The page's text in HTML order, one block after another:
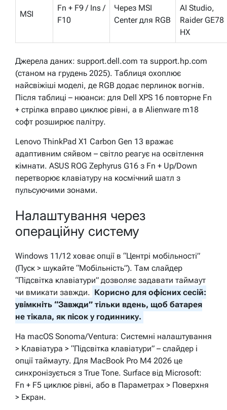
MSI
Fn + F9 / Ins /
F10
Через MSI
Center для RGB
AI Studio,
Raider GE78
HX
Джерела даних: support.dell.com та support.hp.com
(станом на грудень 2025). Таблиця охоплює
найсвіжіші моделі, де RGB додає перлинок вогнів.
Після таблиці – нюанси: для Dell XPS 16 повторне Fn
+ стрілка вправо циклює рівні, а в Alienware m18
софт розширює палітру.
Lenovo ThinkPad X1 Carbon Gen 13 вражає
адаптивним сяйвом – світло реагує на освітлення
кімнати. ASUS ROG Zephyrus G16 з Fn + Up/Down
перетворює клавіатуру на космічний шатл з
пульсуючими зонами.
Налаштування через
операційну систему
Windows 11/12 ховає опції в “Центрі мобільності”
(Пуск > шукайте “Мобільність”). Там слайдер
“Підсвітка клавіатури” дозволяє задавати таймаут
чи вмикати завжди. Корисно для офісних сесій:
увімкніть “Завжди” тільки вдень, щоб батарея
не тікала, як пісок у годиннику.
На macOS Sonoma/Ventura: Системні налаштування
> Клавіатура > “Підсвітка клавіатури” – слайдер і
опції таймауту. Для MacBook Pro M4 2026 це
синхронізується з True Tone. Surface від Microsoft:
Fn + F5 циклює рівні, або в Параметрах > Поверхня
> Екран.